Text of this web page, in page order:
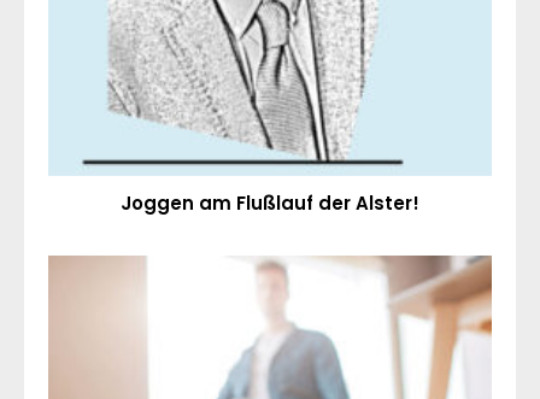
Joggen am Flußlauf der Alster!